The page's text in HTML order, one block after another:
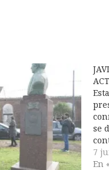
se
7
En